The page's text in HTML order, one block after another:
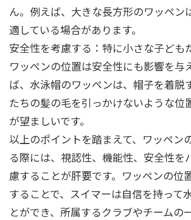
ん。例えば、大きな長方形のワッペン
適している場合があります。
安全性を考慮する：特に小さな子ども
ワッペンの位置は安全性にも影響を与
ば、水泳帽のワッペンは、帽子を着脱
たちの髪の毛を引っかけないような位
が望ましいです。
以上のポイントを踏まえて、ワッペン
る際には、視認性、機能性、安全性を
慮することが肝要です。ワッペンの位
することで、スイマーは自信を持って
とができ、所属するクラブやチームの